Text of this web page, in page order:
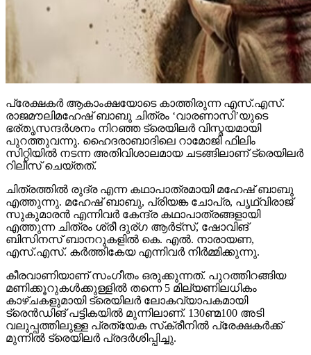
പ്രേക്ഷകര്‍ ആകാംക്ഷയോടെ കാത്തിരുന്ന എസ്.എസ്.
രാജമൗലിമഹേഷ് ബാബു ചിത്രം ‘വാരണാസി’യുടെ
ഭര്തൃസന്ദര്‍ശനം നിറഞ്ഞ ട്രെയിലര്‍ വിസ്മയമായി
പുറത്തുവന്നു. ഹൈദരാബാദിലെ റാമോജി ഫിലിം
സിറ്റിയില്‍ നടന്ന അതിവിശാലമായ ചടങ്ങിലാണ് ട്രെയിലര്‍
റിലീസ് ചെയ്തത്.
ചിത്രത്തില്‍ രുദ്ര എന്ന കഥാപാത്രമായി മഹേഷ് ബാബു
എത്തുന്നു. മഹേഷ് ബാബു, പ്രിയങ്ക ചോപ്ര, പൃഥ്വിരാജ്
സുകുമാരന്‍ എന്നിവര്‍ കേന്ദ്ര കഥാപാത്രങ്ങളായി
എത്തുന്ന ചിത്രം ശ്രീ ദുര്ഗ ആര്‍ട്‌സ്, ഷോവിങ്
ബിസിനസ് ബാനറുകളില്‍ കെ. എല്‍. നാരായണ,
എസ്.എസ്. കര്‍ത്തികേയ എന്നിവര്‍ നിര്‍മ്മിക്കുന്നു.
കീരവാണിയാണ് സംഗീതം ഒരുക്കുന്നത്. പുറത്തിറങ്ങിയ
മണിക്കൂറുകള്‍ക്കുള്ളില്‍ തന്നെ 5 മില്യണിലധികം
കാഴ്ചകളുമായി ട്രെയിലര്‍ ലോകവ്യാപകമായി
ട്രെന്‍ഡിങ് പട്ടികയില്‍ മുന്നിലാണ്. 130ണ്മ100 അടി
വലുപ്പത്തിലുള്ള പ്രത്യേക സ്‌ക്രീനില്‍ പ്രേക്ഷകര്‍ക്ക്
മുന്നില്‍ ട്രെയിലര്‍ പ്രദര്‍ശിപ്പിച്ചു.